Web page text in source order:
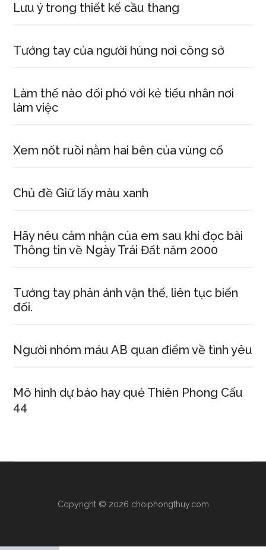
Lưu ý trong thiết kế cầu thang
Tướng tay của người hùng nơi công sở
Làm thế nào đối phó với kẻ tiểu nhân nơi
làm việc
Xem nốt ruồi nằm hai bên của vùng cổ
Chủ đề Giữ lấy màu xanh
Hãy nêu cảm nhận của em sau khi đọc bài
Thông tin về Ngày Trái Đất năm 2000
Tướng tay phản ánh vận thế, liên tục biến
đổi.
Người nhóm máu AB quan điểm về tình yêu
Mô hình dự báo hay quẻ Thiên Phong Cấu
44
Copyright © 2026 choiphongthuy.com